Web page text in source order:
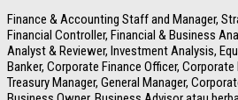
Finance & Accounting Staff and Manager,
Financial Controller, Financial & Business
Analyst & Reviewer, Investment Analysis,
Banker, Corporate Finance Officer,
Treasury Manager, General Manager,